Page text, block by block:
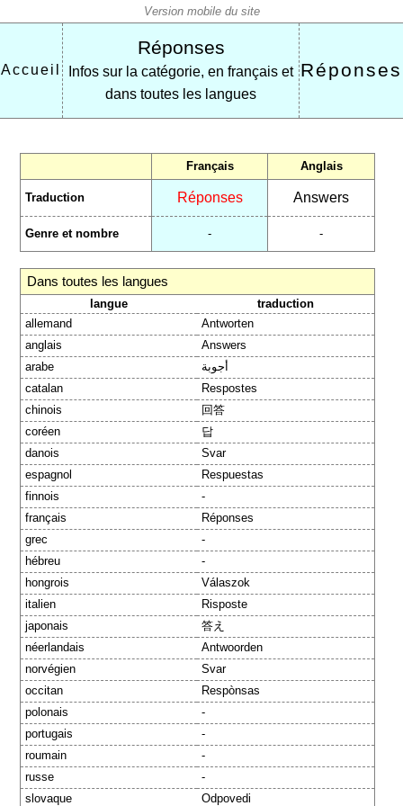
Accueil
Réponses
Infos sur la catégorie, en français et
dans toutes les langues
Réponses
Français Anglais
Traduction Réponses Answers
Genre et nombre - -
Dans toutes les langues
langue
traduction
allemand
Antworten
anglais
Answers
arabe
أجوبة
catalan
Respostes
chinois
回答
coréen
답
danois
Svar
espagnol
Respuestas
finnois
-
français
Réponses
grec
-
hébreu
-
hongrois
Válaszok
italien
Risposte
japonais
答え
néerlandais
Antwoorden
norvégien
Svar
occitan
Respònsas
polonais
-
portugais
-
roumain
-
russe
-
slovaque
Odpovedi